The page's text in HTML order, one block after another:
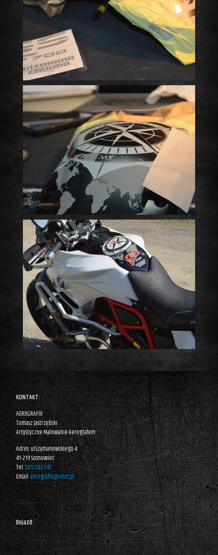
KONTAKT:
AEROGRAFIX
Tomasz Jastrzębski
Artystyczne Malowanie Aerografem
Adres: ul.Szymanowskiego 4
41-219 Sosnowiec
Tel:505 502 747
Email:aerografix@onet.pl
Dojazd: